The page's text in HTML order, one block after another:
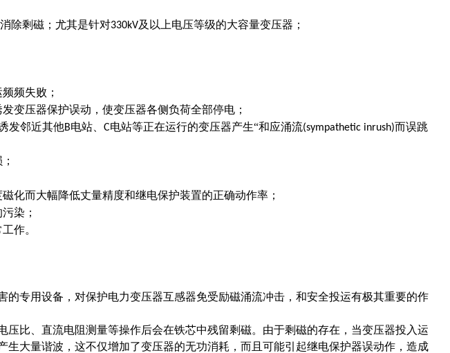
除剩磁；尤其是针对330kV及以上电压等级的大容量变压器；
频失败；
变压器保护误动，使变压器各侧负荷全部停电；
发邻近其他B电站、 C电站等正在运行的变压器产生“和应涌流(sympathetic inrush)而误跳
化而大幅降低丈量精度和继电保护装置的正确动作率；
染；
作。
的专用设备，对保护电力变压器互感器免受励磁涌流冲击，和安全投运有极其重要的作
压比、直流电阻测量等操作后会在铁芯中残留剩磁。由于剩磁的存在，当变压器投入运
生大量谐波，这不仅增加了变压器的无功消耗，而且可能引起继电保护器误动作，造成